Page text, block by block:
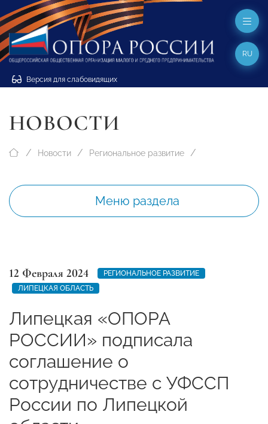
Версия для слабовидящих
RU
НОВОСТИ
Новости Региональное развитие
Меню раздела
12 Февраля 2024
РЕГИОНАЛЬНОЕ РАЗВИТИЕ
ЛИПЕЦКАЯ ОБЛАСТЬ
Липецкая «ОПОРА
РОССИИ» подписала
соглашение о
сотрудничестве с УФССП
России по Липецкой